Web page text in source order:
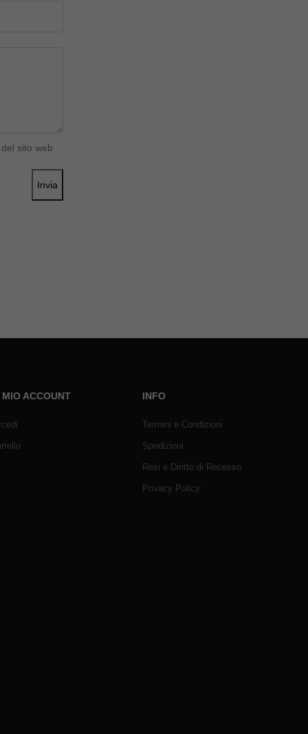
del sito web
Invia
MIO ACCOUNT INFO
Termini e Condizioni
Spedizioni
Resi e Diritto di Recesso
Privacy Policy